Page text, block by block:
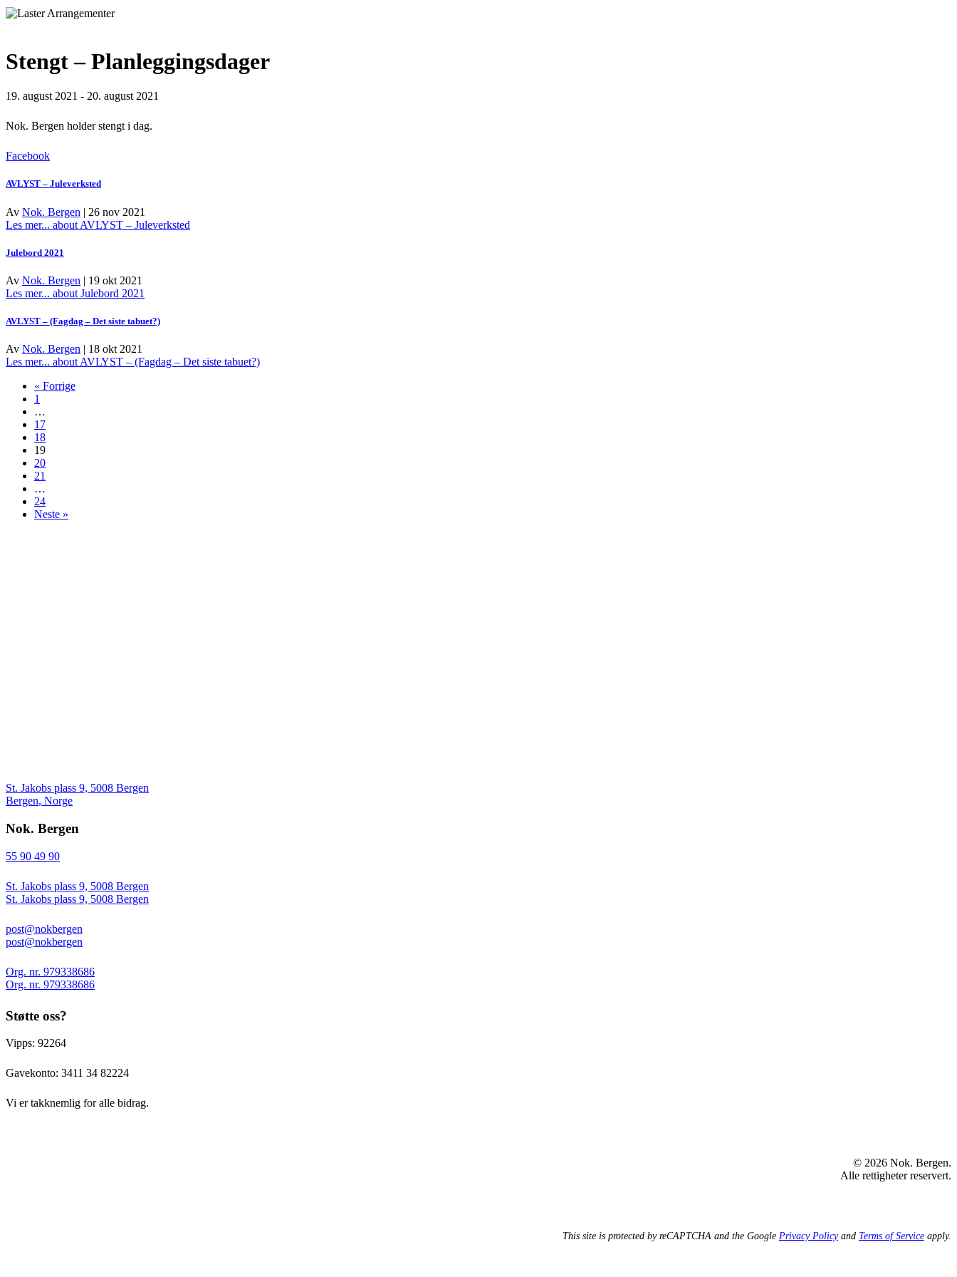
Stengt – Planleggingsdager
19. august 2021 - 20. august 2021
Nok. Bergen holder stengt i dag.
Facebook
AVLYST – Juleverksted
Av Nok. Bergen | 26 nov 2021
Les mer... about AVLYST – Juleverksted
Julebord 2021
Av Nok. Bergen | 19 okt 2021
Les mer... about Julebord 2021
AVLYST – (Fagdag – Det siste tabuet?)
Av Nok. Bergen | 18 okt 2021
Les mer... about AVLYST – (Fagdag – Det siste tabuet?)
« Forrige
1
…
17
18
19
20
21
…
24
Neste »
St. Jakobs plass 9, 5008 Bergen
Bergen, Norge
Nok. Bergen
55 90 49 90
St. Jakobs plass 9, 5008 Bergen
St. Jakobs plass 9, 5008 Bergen
post@nokbergen
post@nokbergen
Org. nr. 979338686
Org. nr. 979338686
Støtte oss?
Vipps: 92264
Gavekonto: 3411 34 82224
Vi er takknemlig for alle bidrag.
© 2026 Nok. Bergen.
Alle rettigheter reservert.
This site is protected by reCAPTCHA and the Google Privacy Policyand Terms of Service apply.